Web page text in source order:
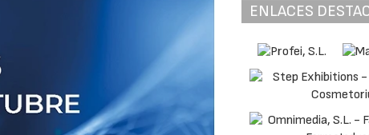
ENLACES